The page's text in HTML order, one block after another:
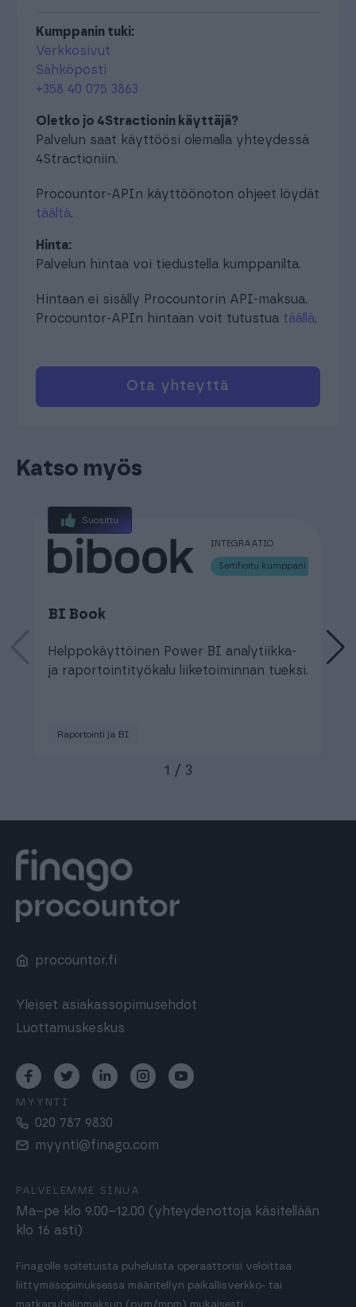
Kumppanin tuki:
Verkkosivut
Sähköposti
+358 40 075 3863
Oletko jo 4Stractionin käyttäjä?
Palvelun saat käyttöösi olemalla yhteydessä
4Stractioniin.
Procountor-APIn käyttöönoton ohjeet löydät
täältä.
Hinta:
Palvelun hintaa voi tiedustella kumppanilta.
Hintaan ei sisälly Procountorin API-maksua.
Procountor-APIn hintaan voit tutustua täällä.
Ota yhteyttä
Katso myös
Suosittu
INTEGRAATIO
Sertifioitu kumppani
BI Book
Helppokäyttöinen Power BI analytiikka-
ja raportointityökalu liiketoiminnan tueksi.
Raportointi ja BI
1 / 3
procountor.fi
Yleiset asiakassopimusehdot
Luottamuskeskus
MYYNTI
020 787 9830
myynti@finago.com
PALVELEMME SINUA
Ma–pe klo 9.00–12.00 (yhteydenottoja käsitellään
klo 16 asti)
Finagolle soitetuista puheluista operaattorisi veloittaa
liittymäsopimuksessa määritellyn paikallisverkko- tai